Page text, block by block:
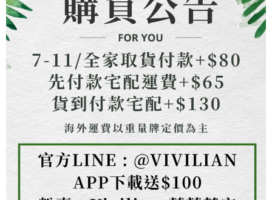
2.基於同意付款使用「大哥付你分期」之契約關係目的，商店將以您的個人
資料（包含姓名、電話或地址）提供予台灣大哥大進項蒐集、處理及利用，
由本公司與您本人進行分期帳單所需資料之確認、核對及更正。
3.完整用戶服務條款，請詳閱以下連結：https://oppay.tw/userRule
※ 交易是否成功請以「AFTEE先享後付 」之結帳頁面顯示為準，若有關於
是否繳費成功／繳費後需取消欲退款等相關疑問，請聯繫「AFTEE先享後付
客戶支援中心」
https://netprotections.freshdesk.com/support/home
【注意事項】
１．透過由恩沛科技股份有限公司提供之「AFTEE先享後付」服務完成之交
易，需依本服務之必要範圍內提供個人資料，並將交易相關給付款項請求債
權轉讓予恩沛科技股份有限公司。
２．關於個人資料處理事宜，請瀏覽以下網址：
https://aftee.tw/terms/#terms3
「AFTEE先享後付」，若未經同意申辦者引起之損失，本公司不負相關責
任。
４．使用「AFTEE先享後付」時，將依據個別帳號之用戶狀況，依本公司即
時審查核予不同之上限額度；若仍有額度不足之情形，本公司將視審查結果
請求用戶進行身份認證。
５．嚴禁一人註冊多個帳號或使用他人資訊註冊。若發現惡意使用之情形，
恩沛科技股份有限公司將有權停止該用戶之使用額度並採取法律行動。
每筆NT$65，滿NT$1,500(含以上)免運費
貨到付款
每筆NT$130，滿NT$1,500(含以上)免運費
海外配送 查看運費